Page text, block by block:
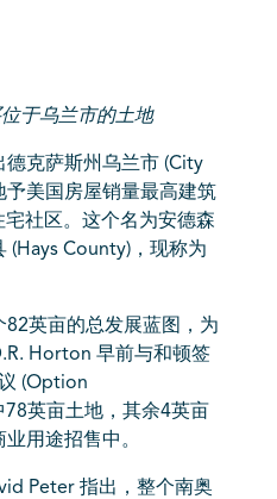
于乌兰市的土地
德克萨斯州乌兰市 (City
美国房屋销量最高建筑
社区。这个名为安德森
(Hays County)，现称为
英亩的总发展蓝图，为
Horton 早前与和顿签
(Option
英亩土地，其余4英亩
用途招售中。
Peter 指出，整个南奥